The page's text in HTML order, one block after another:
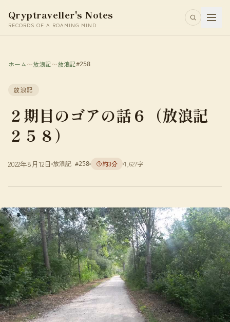
Qryptraveller's Notes
RECORDS OF A ROAMING MIND
ホーム〜放浪記〜放浪記#258
放浪記
２期目のゴアの話６（放浪記
２５８）
2022年8月12日 放浪記 #258 約3分 1,627字